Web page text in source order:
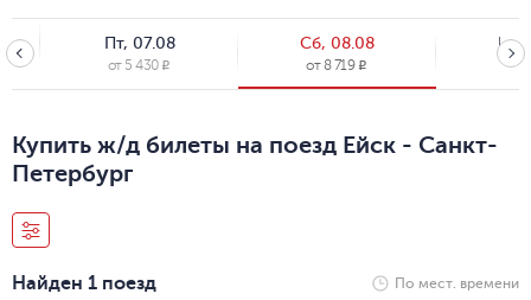
Пт, 07.08
от 5 430 R
Сб, 08.08
от8 719 R
Вс,
от8
Купить ж/д билеты на поезд Ейск - Санкт-
Петербург
Найден 1 поезд
По мест. времени